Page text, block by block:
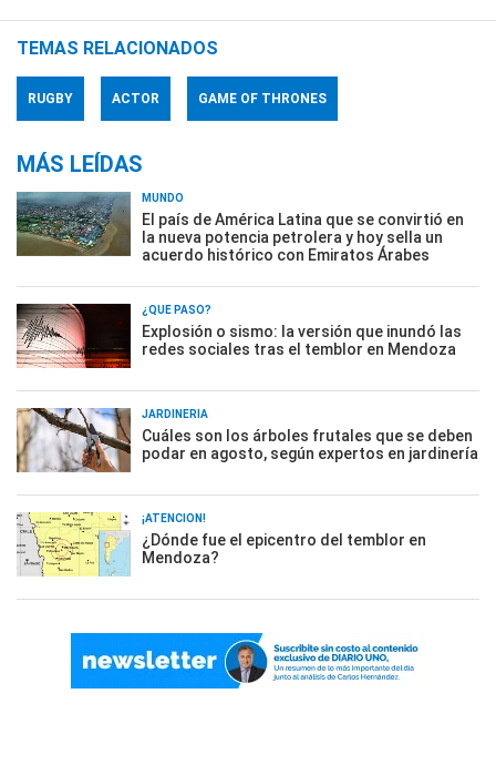
TEMAS RELACIONADOS
RUGBY ACTOR GAME OF THRONES
MÁS LEÍDAS
MUNDO
El país de América Latina que se convirtió en
la nueva potencia petrolera y hoy sella un
acuerdo histórico con Emiratos Árabes
¿QUÉ PASÓ?
Explosión o sismo: la versión que inundó las
redes sociales tras el temblor en Mendoza
JARDINERÍA
Cuáles son los árboles frutales que se deben
podar en agosto, según expertos en jardinería
¡ATENCIÓN!
¿Dónde fue el epicentro del temblor en
Mendoza?